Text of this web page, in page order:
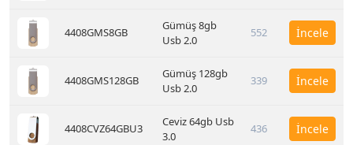
4408GMS8GB
Gümüş 8gb
Usb 2.0
552 İncele
4408GMS128GB
Gümüş 128gb
Usb 2.0
339 İncele
4408CVZ64GBU3
Ceviz 64gb Usb
3.0
436 İncele